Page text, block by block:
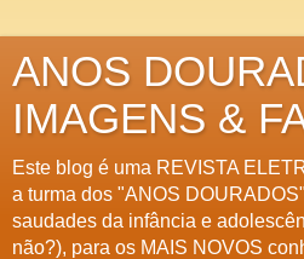
ANOS
IMAGENS &
Este blog é uma REVISTA
a turma dos "ANOS
saudades da infância e
não?), para os MAIS NOVOS